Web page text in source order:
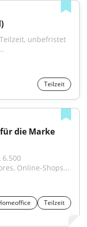
unbefristet
Teilzeit
die Marke
6.500
Online-Shops...
Teilzeit